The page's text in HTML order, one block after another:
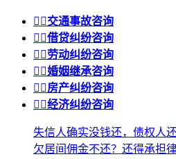
 交通事故咨询
 借贷纠纷咨询
 劳动纠纷咨询
 婚姻继承咨询
 房产纠纷咨询
 经济纠纷咨询
失信人确实没钱还，债权人
欠居间佣金不还？还得承担